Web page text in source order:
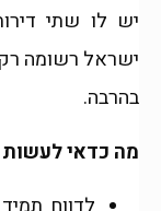
יש לו שתי
ישראל רשומה
בהרבה.
מה כדאי לעשות